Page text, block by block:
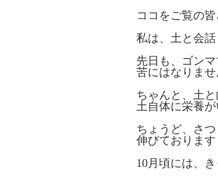
ココをご覧の
私は、土と会
先日も、ゴン
苦にはなりませ
ちゃんと、土
土自体に栄養
ちょうど、さ
伸びております
10月頃には、